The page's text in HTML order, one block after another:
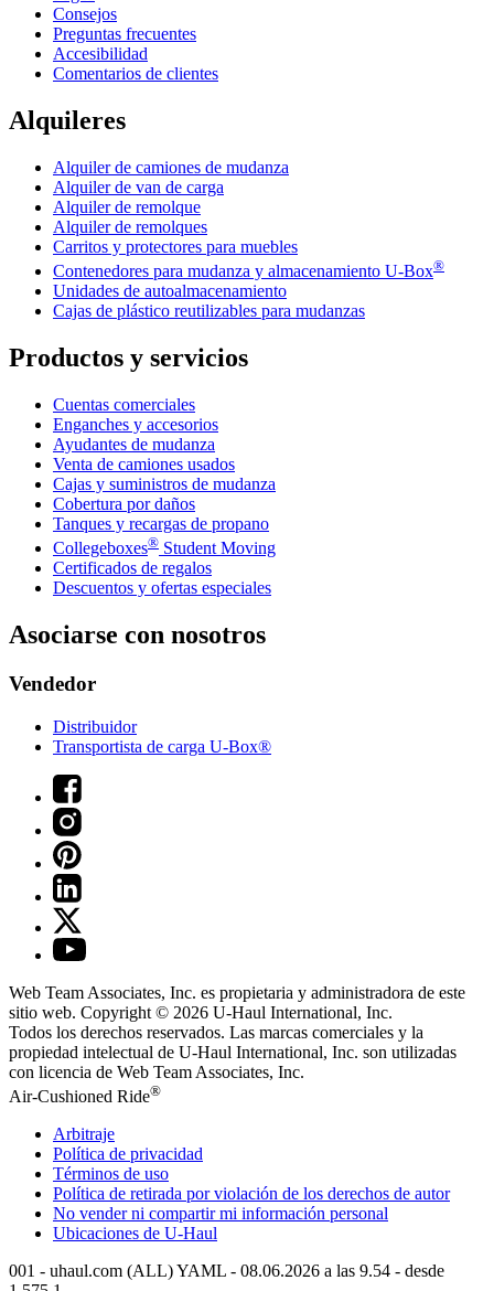
Consejos
Preguntas frecuentes
Accesibilidad
Comentarios de clientes
Alquileres
Alquiler de camiones de mudanza
Alquiler de van de carga
Alquiler de remolque
Alquiler de remolques
Carritos y protectores para muebles
Contenedores para mudanza y almacenamiento U-Box®
Unidades de autoalmacenamiento
Cajas de plástico reutilizables para mudanzas
Productos y servicios
Cuentas comerciales
Enganches y accesorios
Ayudantes de mudanza
Venta de camiones usados
Cajas y suministros de mudanza
Cobertura por daños
Tanques y recargas de propano
Collegeboxes® Student Moving
Certificados de regalos
Descuentos y ofertas especiales
Asociarse con nosotros
Vendedor
Distribuidor
Transportista de carga U-Box®
Web Team Associates, Inc. es propietaria y administradora de este
sitio web. Copyright © 2026 U-Haul International, Inc.
Todos los derechos reservados. Las marcas comerciales y la
propiedad intelectual de U-Haul International, Inc. son utilizadas
con licencia de Web Team Associates, Inc.
Air-Cushioned Ride®
Arbitraje
Política de privacidad
Términos de uso
Política de retirada por violación de los derechos de autor
No vender ni compartir mi información personal
Ubicaciones de U-Haul
001 - uhaul.com (ALL) YAML - 08.06.2026 a las 9.54 - desde